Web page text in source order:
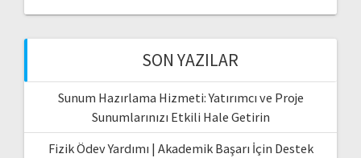
SON YAZILAR
Sunum Hazırlama Hizmeti: Yatırımcı ve Proje
Sunumlarınızı Etkili Hale Getirin
Fizik Ödev Yardımı | Akademik Başarı İçin Destek